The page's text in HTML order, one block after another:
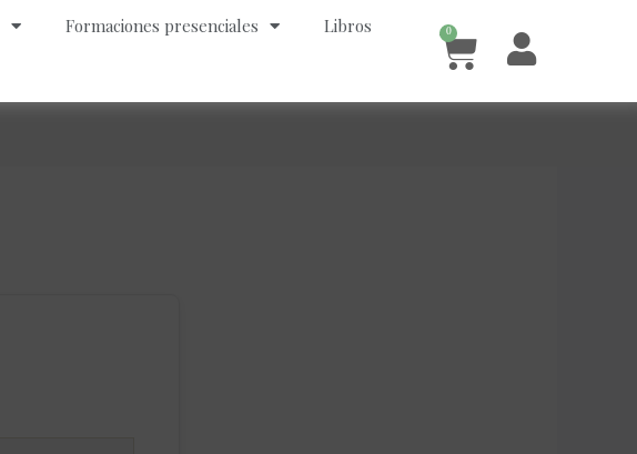
Formaciones presenciales Libros 0
Cart